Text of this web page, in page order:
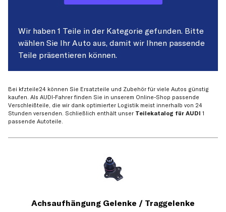
Wir haben 1 Teile in der Kategorie gefunden. Bitte
wählen Sie Ihr Auto aus, damit wir Ihnen passende
Teile präsentieren können.
Bei kfzteile24 können Sie Ersatzteile und Zubehör für viele Autos günstig
kaufen. Als AUDI-Fahrer finden Sie in unserem Online-Shop passende
Verschleißteile, die wir dank optimierter Logistik meist innerhalb von 24
Stunden versenden. Schließlich enthält unser Teilekatalog für AUDI 1
passende Autoteile.
Achsaufhängung Gelenke / Traggelenke